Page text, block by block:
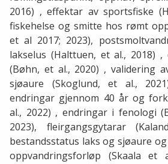
2016) , effektar av sportsfiske
fiskehelse og smitte hos rømt
et al 2017; 2023),
lakselus (Halttuen, et al., 2018)
(Bøhn, et al., 2020) , validering
sjøaure (Skoglund, et al.,
endringar gjennom 40 år og
al., 2022) , endringar i fenologi
2023), fleirgangsgytarar
bestandsstatus laks og sjøaure
oppvandringsforløp (Skaala et